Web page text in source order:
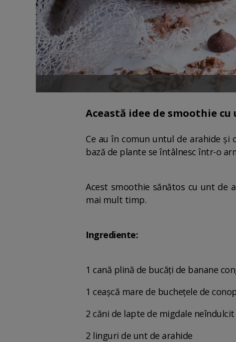
Această idee de smoothie
Ce au în comun untul de arahide și
bază de plante se întâlnesc într-o
Acest smoothie sănătos cu unt de
mai mult timp.
Ingrediente:
1 cană plină de bucăți de banane
1 ceașcă mare de buchețele de
2 căni de lapte de migdale neîndulcit
2 linguri de unt de arahide